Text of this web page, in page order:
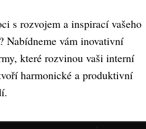
s rozvojem a inspirací vašeho
Nabídneme vám inovativní
které rozvinou vaši interní
harmonické a produktivní